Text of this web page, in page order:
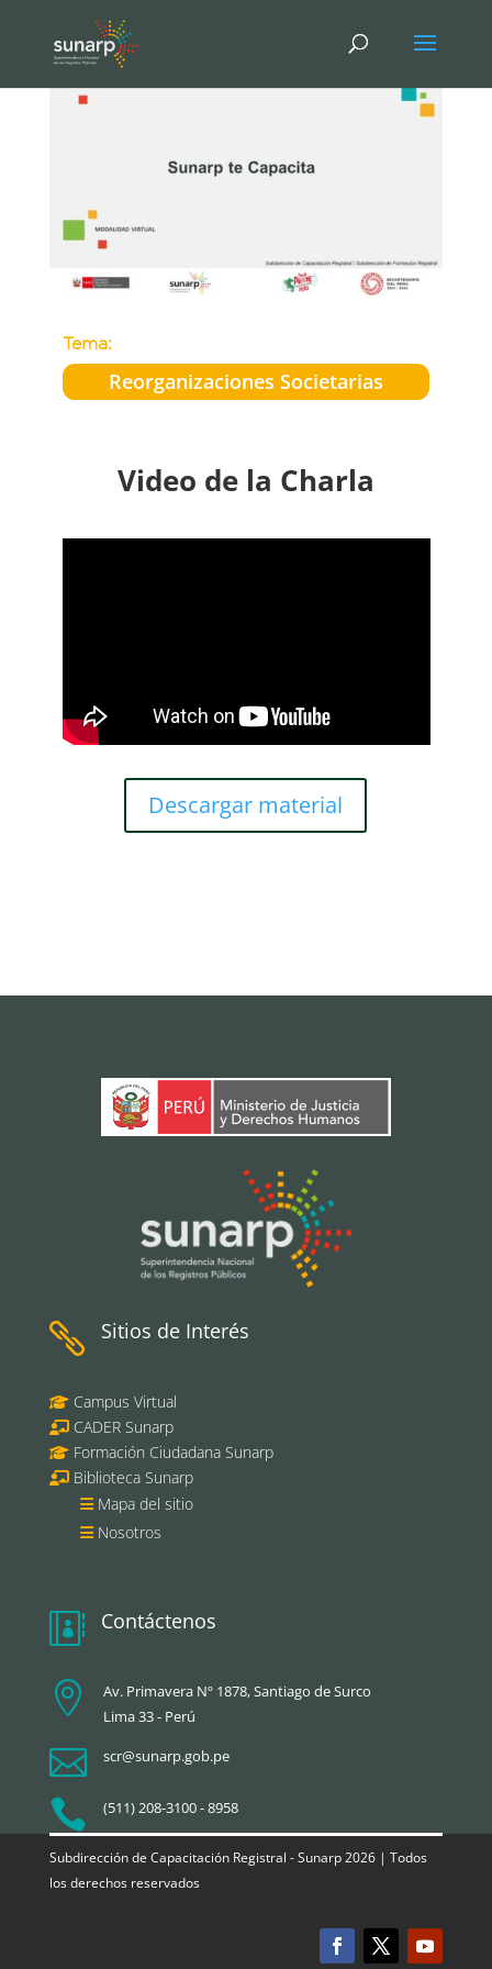
Tema:
Reorganizaciones Societarias
Video de la Charla
Descargar material
 Sitios de Interés
Campus Virtual
CADER Sunarp
Formación Ciudadana Sunarp
Biblioteca Sunarp
Mapa del sitio
Nosotros
 Contáctenos

Av. Primavera Nº 1878, Santiago de Surco
Lima 33 - Perú
 scr@sunarp.gob.pe
 (511) 208-3100 - 8958
Subdirección de Capacitación Registral - Sunarp 2026 | Todos
los derechos reservados